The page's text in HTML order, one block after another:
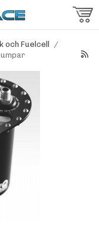
och Fuelcell
/